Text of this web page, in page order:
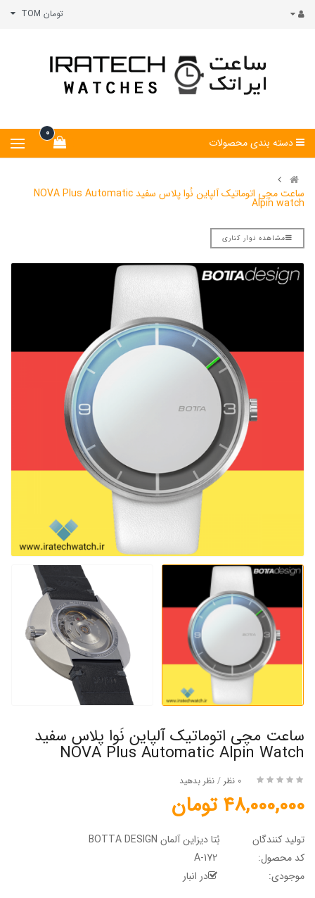
تومان TOM
0
دسته بندی محصولات
ساعت مچی اتوماتیک آلپاین نُوا پلاس سفید NOVA Plus Automatic
Alpin watch
مشاهده نوار کناری
ساعت مچی اتوماتیک آلپاین نُوا پلاس سفید
NOVA Plus Automatic Alpin Watch
0 نظر / نظر بدهید
48,000,000 تومان
تولید کنندگان
بُتا دیزاین آلمان BOTTA DESIGN
کد محصول:
موجودی:
در انبار